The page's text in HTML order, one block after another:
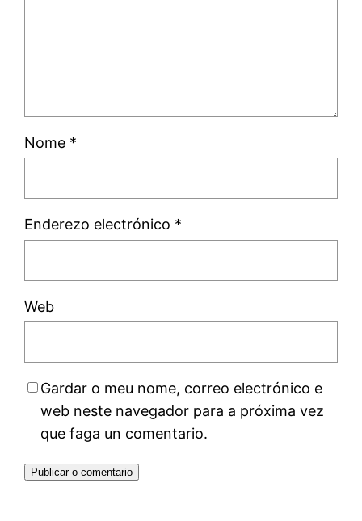
Nome *
Enderezo electrónico *
Web
Gardar o meu nome, correo electrónico e
web neste navegador para a próxima vez
que faga un comentario.